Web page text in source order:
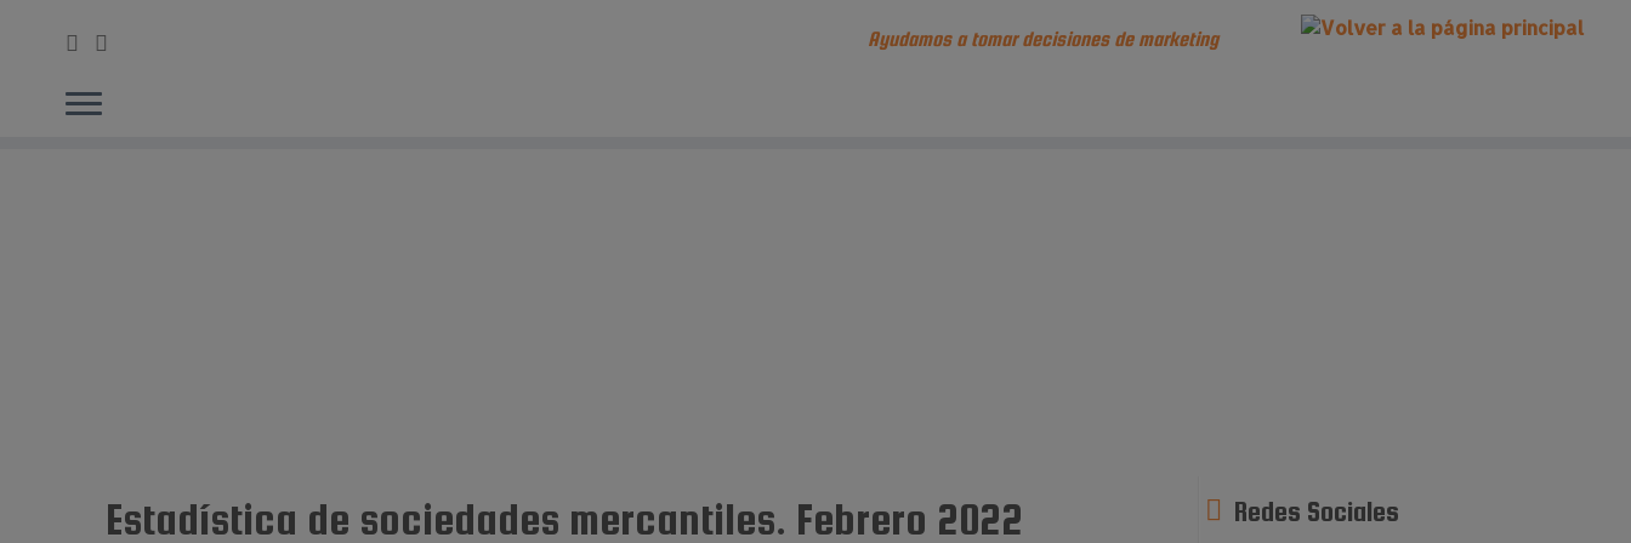
Ayudamos a tomar decisiones de marketing
Estadística de sociedades mercantiles. Febrero 2022 Redes Sociales